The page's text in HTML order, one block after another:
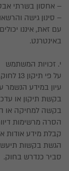
– אחסון בשרתי
– סינון גישה
עם זאת, איננו
באינטרנט.
י. זכויות המשתמש
על פי תיקון 13 לחוק, עומדות לכם הזכויות הבאות:
עיון במידע הנשמר
בקשת תיקון או
בקשה למחיקה או
הסרה מרשימות
קבלת מידע אודות
הגשת בקשות תיעשה
סביר כנדרש בחוק.